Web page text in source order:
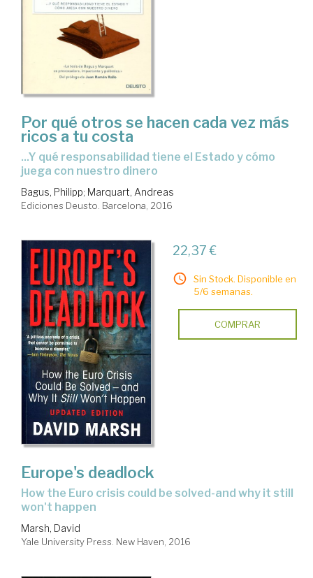
Por qué otros se hacen cada vez más
ricos a tu costa
...y qué responsabilidad tiene el Estado y cómo
juega con nuestro dinero
Bagus, Philipp; Marquart, Andreas
Ediciones Deusto. Barcelona, 2016
22,37 €
Sin Stock. Disponible en
5/6 semanas.
COMPRAR
Europe's deadlock
how the Euro crisis could be solved-and why it still
won't happen
Marsh, David
Yale University Press. New Haven, 2016